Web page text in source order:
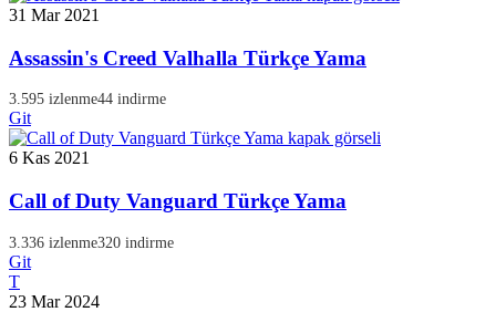
31 Mar 2021
Assassin's Creed Valhalla Türkçe Yama
3.595 izlenme44 indirme
Git
6 Kas 2021
Call of Duty Vanguard Türkçe Yama
3.336 izlenme320 indirme
Git
T
23 Mar 2024